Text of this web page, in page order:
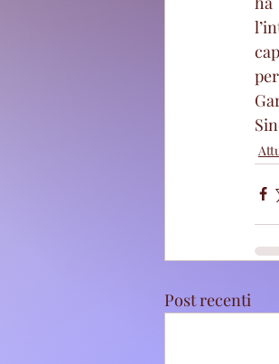
Post recenti